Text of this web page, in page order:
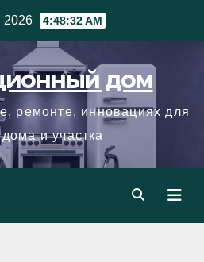
2026 4:48:33 AM
дом
ремонте, инновациях для
и участка